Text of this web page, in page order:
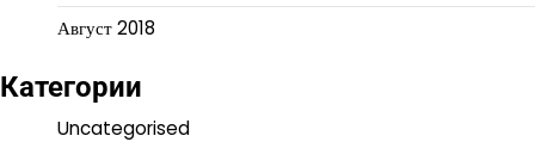
Август 2018
Категории
Uncategorised